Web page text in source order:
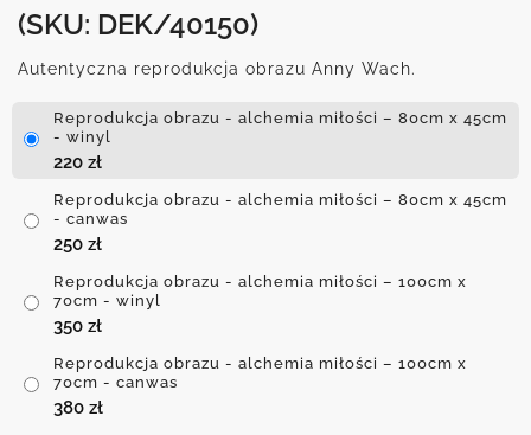
(SKU: DEK/40150)
Autentyczna reprodukcja obrazu Anny Wach.
Reprodukcja obrazu - alchemia miłości – 80cm x 45cm
- winyl
220 zł
Reprodukcja obrazu - alchemia miłości – 80cm x 45cm
- canwas
250 zł
Reprodukcja obrazu - alchemia miłości – 100cm x
70cm - winyl
350 zł
Reprodukcja obrazu - alchemia miłości – 100cm x
70cm - canwas
380 zł